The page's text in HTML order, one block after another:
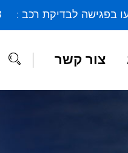
בפגישה לבדיקת רכב :
צור קשר